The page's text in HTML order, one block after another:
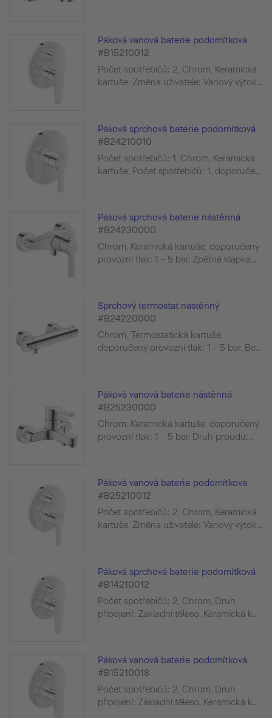
Páková vanová baterie podomítková
#B15210012
Počet spotřebičů: 2, Chrom, Keramická
kartuše, Změna uživatele: Vanový výtok...
Páková sprchová baterie podomítková
#B24210010
Počet spotřebičů: 1, Chrom, Keramická
kartuše, Počet spotřebičů: 1, doporuče...
Páková sprchová baterie nástěnná
#B24230000
Chrom, Keramická kartuše, doporučený
provozní tlak: 1 - 5 bar, Zpětná klapka...
Sprchový termostat nástěnný
#B24220000
Chrom, Termostatická kartuše,
doporučený provozní tlak: 1 - 5 bar, Be...
Páková vanová baterie nástěnná
#B25230000
Chrom, Keramická kartuše, doporučený
provozní tlak: 1 - 5 bar, Druh proudu:...
Páková vanová baterie podomítková
#B25210012
Počet spotřebičů: 2, Chrom, Keramická
kartuše, Změna uživatele: Vanový výtok...
Páková sprchová baterie podomítková
#B14210012
Počet spotřebičů: 2, Chrom, Druh
připojení: Základní těleso, Keramická k...
Páková vanová baterie podomítková
#B15210018
Počet spotřebičů: 2, Chrom, Druh
připojení: Základní těleso, Keramická k...